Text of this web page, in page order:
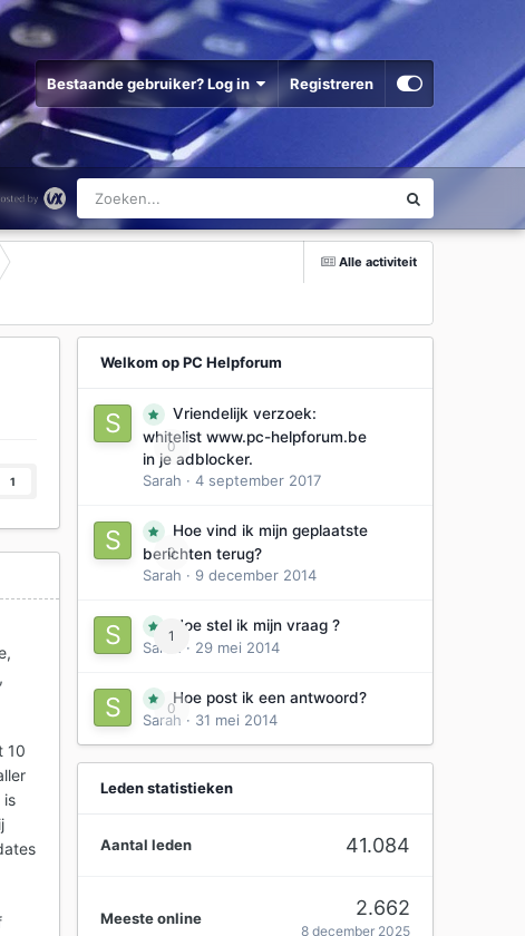
Bestaande gebruiker? Log in Registreren
Alle activiteit
1
10
is
Welkom op PC Helpforum
0
Vriendelijk verzoek:
whitelist www.pc-helpforum.be
in je adblocker.
Sarah · 4 september 2017
0
Hoe vind ik mijn geplaatste
berichten terug?
Sarah · 9 december 2014
1
Hoe stel ik mijn vraag ?
Sarah
· 29 mei 2014
0
Hoe post ik een antwoord?
Sarah · 31 mei 2014
Leden statistieken
Aantal leden 41.084
Meeste online 2.662
8 december 2025